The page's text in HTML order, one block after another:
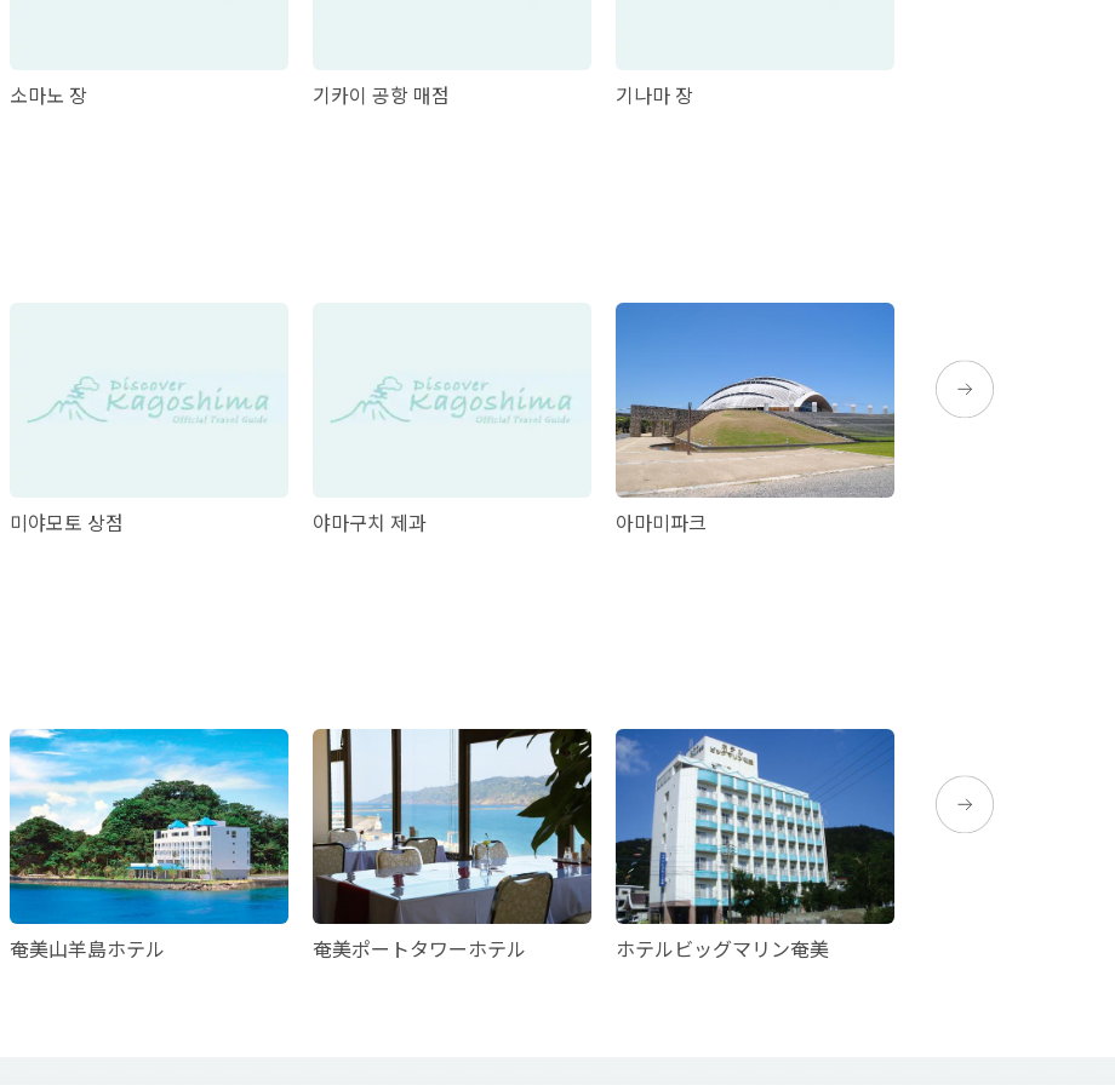
소마노 장 기카이 공항 매점 기나마 장
미야모토 상점 야마구치 제과 아마미파크
奄美山羊島ホテル 奄美ポートタワーホテル ホテルビッグマリン奄美